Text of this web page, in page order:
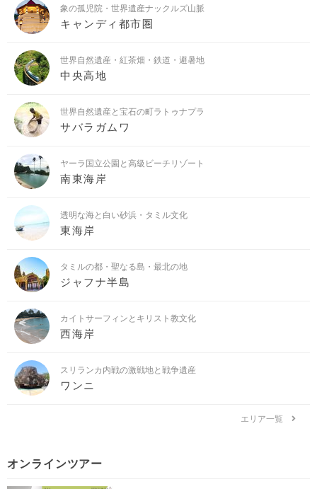
象の孤児院・世界遺産ナックルズ山脈
キャンディ都市圏
世界自然遺産・紅茶畑・鉄道・避暑地
中央高地
世界自然遺産と宝石の町ラトゥナプラ
サバラガムワ
ヤーラ国立公園と高級ビーチリゾート
南東海岸
透明な海と白い砂浜・タミル文化
東海岸
タミルの都・聖なる島・最北の地
ジャフナ半島
カイトサーフィンとキリスト教文化
西海岸
スリランカ内戦の激戦地と戦争遺産
ワンニ
エリア一覧
オンラインツアー